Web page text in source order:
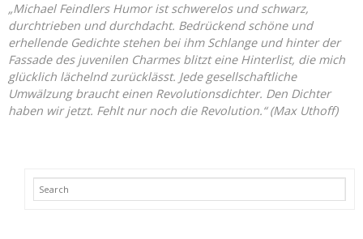
„Michael Feindlers Humor ist schwerelos und schwarz,
durchtrieben und durchdacht. Bedrückend schöne und
erhellende Gedichte stehen bei ihm Schlange und hinter der
Fassade des juvenilen Charmes blitzt eine Hinterlist, die mich
glücklich lächelnd zurücklässt. Jede gesellschaftliche
Umwälzung braucht einen Revolutionsdichter. Den Dichter
haben wir jetzt. Fehlt nur noch die Revolution.“ (Max Uthoff)